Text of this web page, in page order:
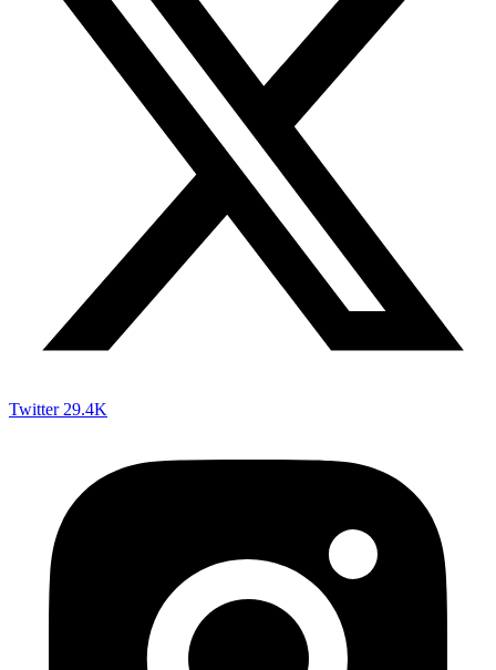
Twitter 29.4K